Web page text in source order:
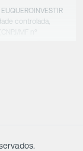
controlada,
sendo que estes